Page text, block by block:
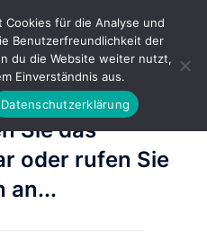
Sie das
oder rufen Sie
an...
für die Analyse und
Benutzerfreundlichkeit der
du die Website weiter nutzt,
Einverständnis aus.
Datenschutzerklärung